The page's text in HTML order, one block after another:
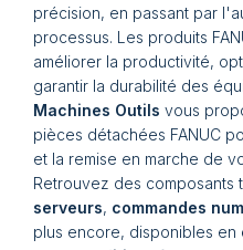
précision, en passant par
processus. Les produits
améliorer la productivité,
garantir la durabilité des
Machines Outils vous
pièces détachées FANUC
et la remise en marche de
Retrouvez des composants
serveurs, commandes
plus encore, disponibles en